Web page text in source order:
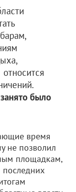
было
время
не позволил
площадкам,
последних